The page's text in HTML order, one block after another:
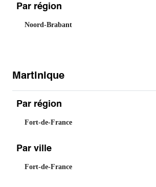
Par région
Noord-Brabant
Martinique
Par région
Fort-de-France
Par ville
Fort-de-France